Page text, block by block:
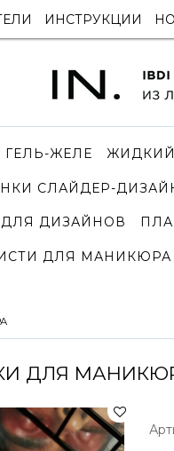
ИНСТРУКЦИИ
ГЕЛЬ-ЖЕЛЕ ЖИДКИЙ
СЛАЙДЕР-
ДИЗАЙНОВ
ДЛЯ МАНИКЮРА
ДЛЯ МАНИКЮРА